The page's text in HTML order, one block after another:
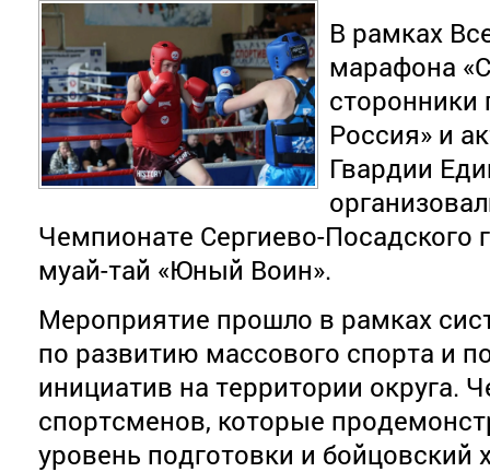
В рамках
марафона
сторонники
Россия» и
Гвардии
Чемпионате Сергиево-Посадского
муай-тай «Юный Воин».
Мероприятие прошло в рамках
по развитию массового спорта и
инициатив на территории округа.
спортсменов, которые
уровень подготовки и бойцовский